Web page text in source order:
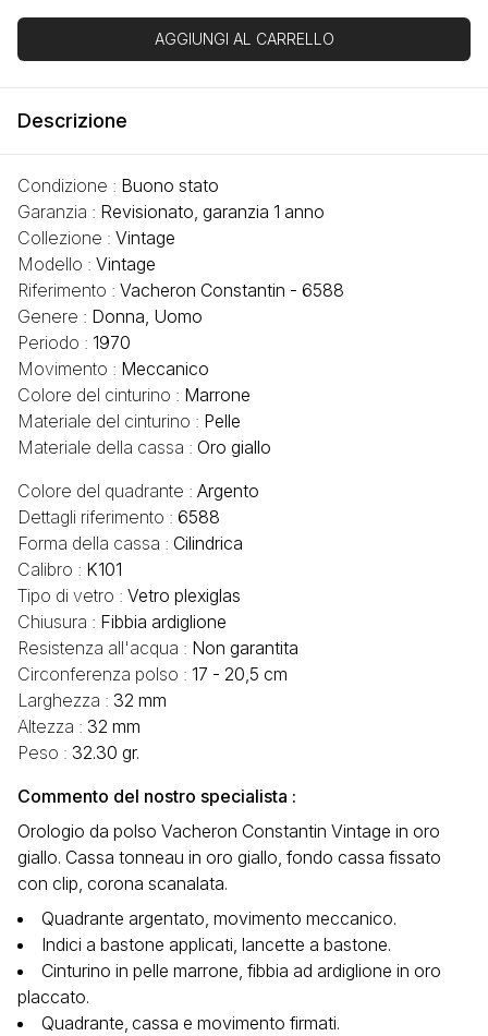
AGGIUNGI AL CARRELLO
Descrizione
Condizione : Buono stato
Garanzia : Revisionato, garanzia 1 anno
Collezione : Vintage
Modello : Vintage
Riferimento : Vacheron Constantin - 6588
Genere : Donna, Uomo
Periodo : 1970
Movimento : Meccanico
Colore del cinturino : Marrone
Materiale del cinturino : Pelle
Materiale della cassa : Oro giallo
Colore del quadrante : Argento
Dettagli riferimento : 6588
Forma della cassa : Cilindrica
Calibro : K101
Tipo di vetro : Vetro plexiglas
Chiusura : Fibbia ardiglione
Resistenza all'acqua : Non garantita
Circonferenza polso : 17 - 20,5 cm
Larghezza : 32 mm
Altezza : 32 mm
Peso : 32.30 gr.
Commento del nostro specialista :
Orologio da polso Vacheron Constantin Vintage in oro
giallo. Cassa tonneau in oro giallo, fondo cassa fissato
con clip, corona scanalata.
Quadrante argentato, movimento meccanico.
Indici a bastone applicati, lancette a bastone.
Cinturino in pelle marrone, fibbia ad ardiglione in oro
placcato.
Quadrante‚ cassa e movimento firmati.